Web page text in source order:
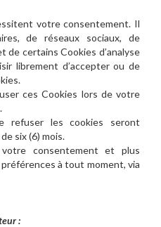
votre consentement. Il
de réseaux sociaux, de
certains Cookies d’analyse
librement d’accepter ou de
ces Cookies lors de votre
refuser les cookies seront
six (6) mois.
consentement et plus
à tout moment, via
: